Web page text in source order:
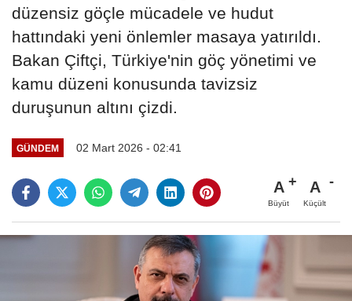
düzensiz göçle mücadele ve hudut
hattındaki yeni önlemler masaya yatırıldı.
Bakan Çiftçi, Türkiye'nin göç yönetimi ve
kamu düzeni konusunda tavizsiz
duruşunun altını çizdi.
GÜNDEM 02 Mart 2026 - 02:41
A
Büyüt
A
Küçült